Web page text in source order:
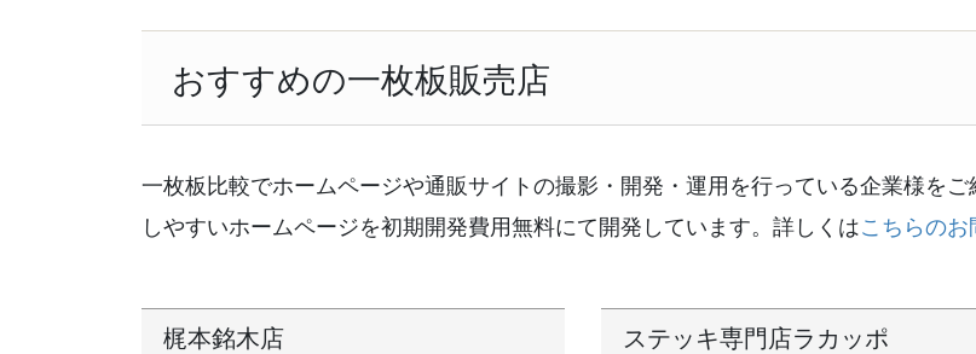
おすすめの一枚板販売店
一枚板比較でホームページや通販サイトの撮影・開発・運用を行っている企業様を
しやすいホームページを初期開発費用無料にて開発しています。詳しくはこちらの
梶本銘木店 ステッキ専門店ラカッポ